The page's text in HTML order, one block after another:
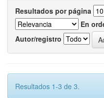
Resultados por página
En
Autor/registro
Resultados 1-3 de 3.